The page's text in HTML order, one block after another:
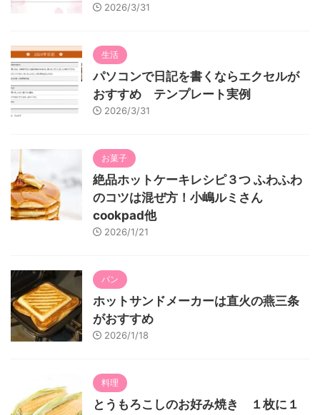
2026/3/31
生活
パソコンで日記を書くならエクセルが
おすすめ テンプレート実例
2026/3/31
お菓子
絶品ホットケーキレシピ３つ ふわふわ
のコツは混ぜ方！小嶋ルミさん
cookpad他
2026/1/21
パン
ホットサンドメーカーは直火の燕三条
がおすすめ
2026/1/18
料理
とうもろこしのお好み焼き １枚に１